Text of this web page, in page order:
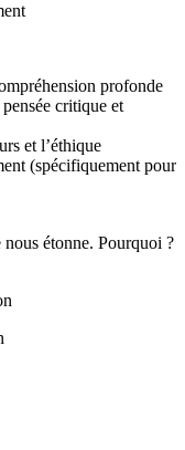
profonde
critique et
et l’éthique
(spécifiquement pour
étonne. Pourquoi ?